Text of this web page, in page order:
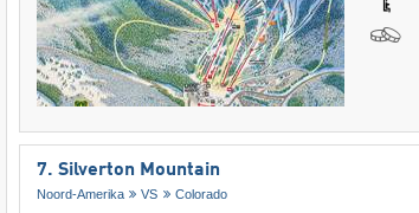
7. Silverton Mountain
Noord-Amerika VS Colorado